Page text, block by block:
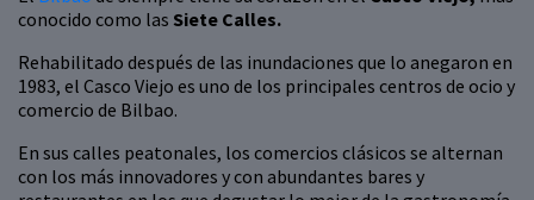
conocido como las Siete Calles.
Rehabilitado después de las inundaciones que lo anegaron en
1983, el Casco Viejo es uno de los principales centros de ocio y
comercio de Bilbao.
En sus calles peatonales, los comercios clásicos se alternan
con los más innovadores y con abundantes bares y